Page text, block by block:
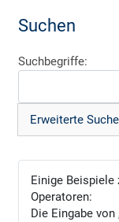
Suchen
Suchformular
Suchbegriffe:
Erweiterte Suche
Erweiterte
Einige Beispiele
Operatoren:
Die Eingabe von